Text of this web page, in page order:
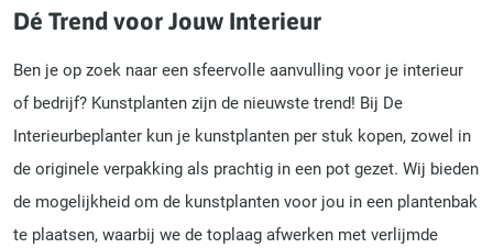
Dé Trend voor Jouw Interieur
Ben je op zoek naar een sfeervolle aanvulling voor je interieur
of bedrijf? Kunstplanten zijn de nieuwste trend! Bij De
Interieurbeplanter kun je kunstplanten per stuk kopen, zowel in
de originele verpakking als prachtig in een pot gezet. Wij bieden
de mogelijkheid om de kunstplanten voor jou in een plantenbak
te plaatsen, waarbij we de toplaag afwerken met verlijmde